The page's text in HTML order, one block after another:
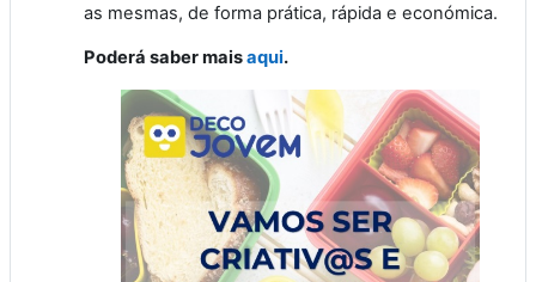
as mesmas, de forma prática, rápida e económica.
Poderá saber maisaqui.